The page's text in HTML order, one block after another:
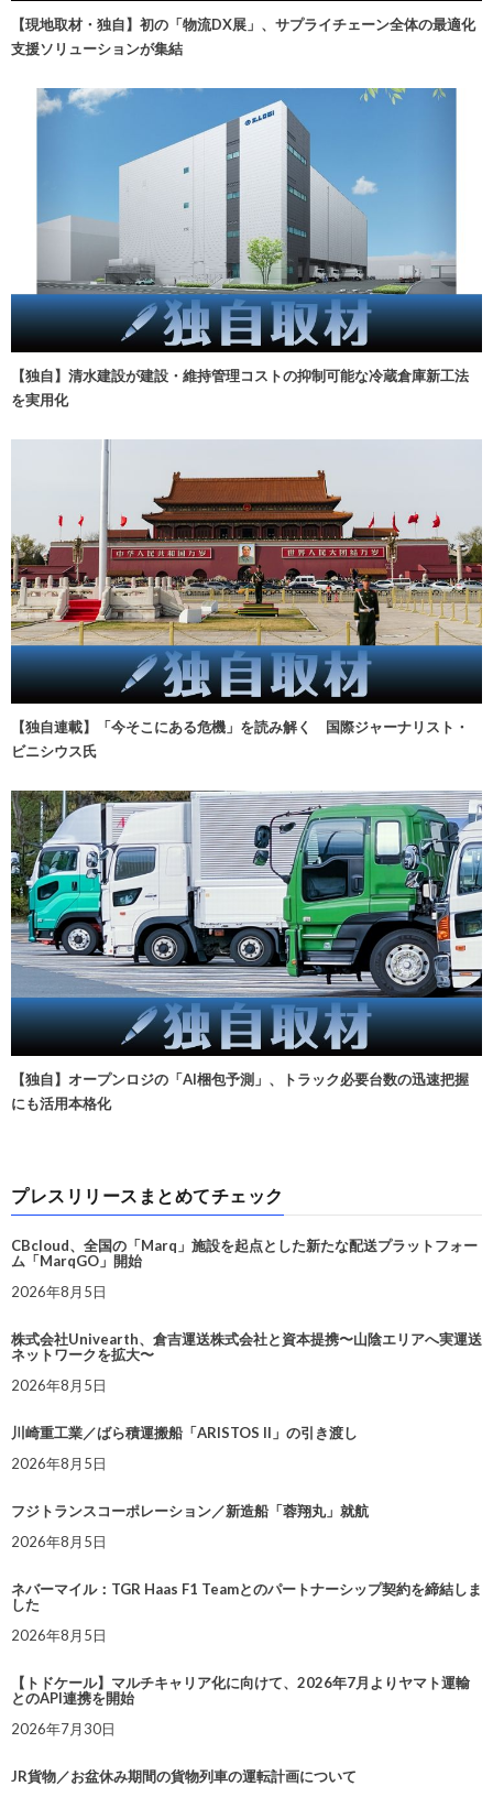
【現地取材・独自】初の「物流DX展」、サプライチェーン全体の最適化
支援ソリューションが集結
【独自】清水建設が建設・維持管理コストの抑制可能な冷蔵倉庫新工法
を実用化
【独自連載】「今そこにある危機」を読み解く 国際ジャーナリスト・
ビニシウス氏
【独自】オープンロジの「AI梱包予測」、トラック必要台数の迅速把握
にも活用本格化
プレスリリースまとめてチェック
CBcloud、全国の「Marq」施設を起点とした新たな配送プラットフォー
ム「MarqGO」開始
2026年8月5日
株式会社Univearth、倉吉運送株式会社と資本提携〜山陰エリアへ実運送
ネットワークを拡大〜
2026年8月5日
川崎重工業／ばら積運搬船「ARISTOS II」の引き渡し
2026年8月5日
フジトランスコーポレーション／新造船「蓉翔丸」就航
2026年8月5日
ネバーマイル：TGR Haas F1 Teamとのパートナーシップ契約を締結しま
した
2026年8月5日
【トドケール】マルチキャリア化に向けて、2026年7月よりヤマト運輸
とのAPI連携を開始
2026年7月30日
JR貨物／お盆休み期間の貨物列車の運転計画について